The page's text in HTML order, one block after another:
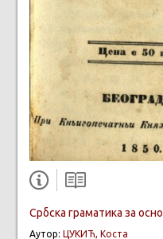
Србска граматика за
Аутор: ЦУКИЋ, Коста